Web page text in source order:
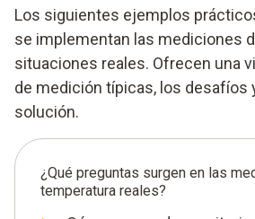
Los siguientes ejemplos
se implementan las mediciones
situaciones reales. Ofrecen una
de medición típicas, los desafíos
solución.
¿Qué preguntas surgen en las
temperatura reales?